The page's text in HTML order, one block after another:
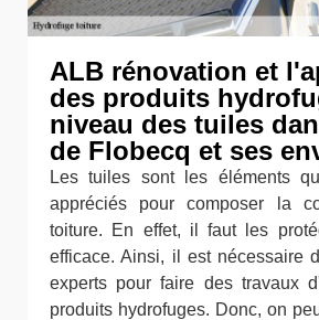
ALB rénovation et
des produits
niveau des tuiles
de Flobecq et ses
Les tuiles sont les éléments
appréciés pour composer la
toiture. En effet, il faut les
efficace. Ainsi, il est nécessaire
experts pour faire des travaux
produits hydrofuges. Donc, on